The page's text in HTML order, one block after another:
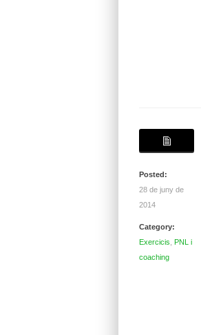
Posted:
28 de juny de
2014
Category:
Exercicis
PNL i
coaching